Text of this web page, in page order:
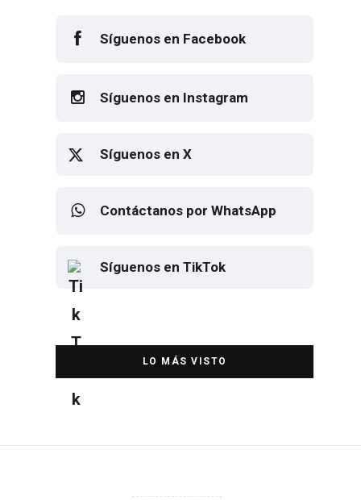
Síguenos en Facebook
Síguenos en Instagram
Síguenos en X
Contáctanos por WhatsApp
Síguenos en TikTok
DESTACADA
Elton John regresa a CDMX para
despedirse en el Estadio Banorte